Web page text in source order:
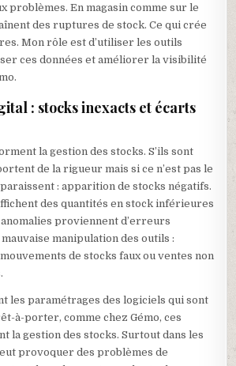
problèmes. En magasin comme sur le
des ruptures de stock. Ce qui crée
Mon rôle est d’utiliser les outils
ces données et améliorer la visibilité
: stocks inexacts et écarts
la gestion des stocks. S’ils sont
de la rigueur mais si ce n’est pas le
: apparition de stocks négatifs.
des quantités en stock inférieures
proviennent d’erreurs
manipulation des outils :
de stocks faux ou ventes non
les paramétrages des logiciels qui sont
à-porter, comme chez Gémo, ces
la gestion des stocks. Surtout dans les
provoquer des problèmes de